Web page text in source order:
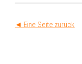
◄ Eine Seite zurück